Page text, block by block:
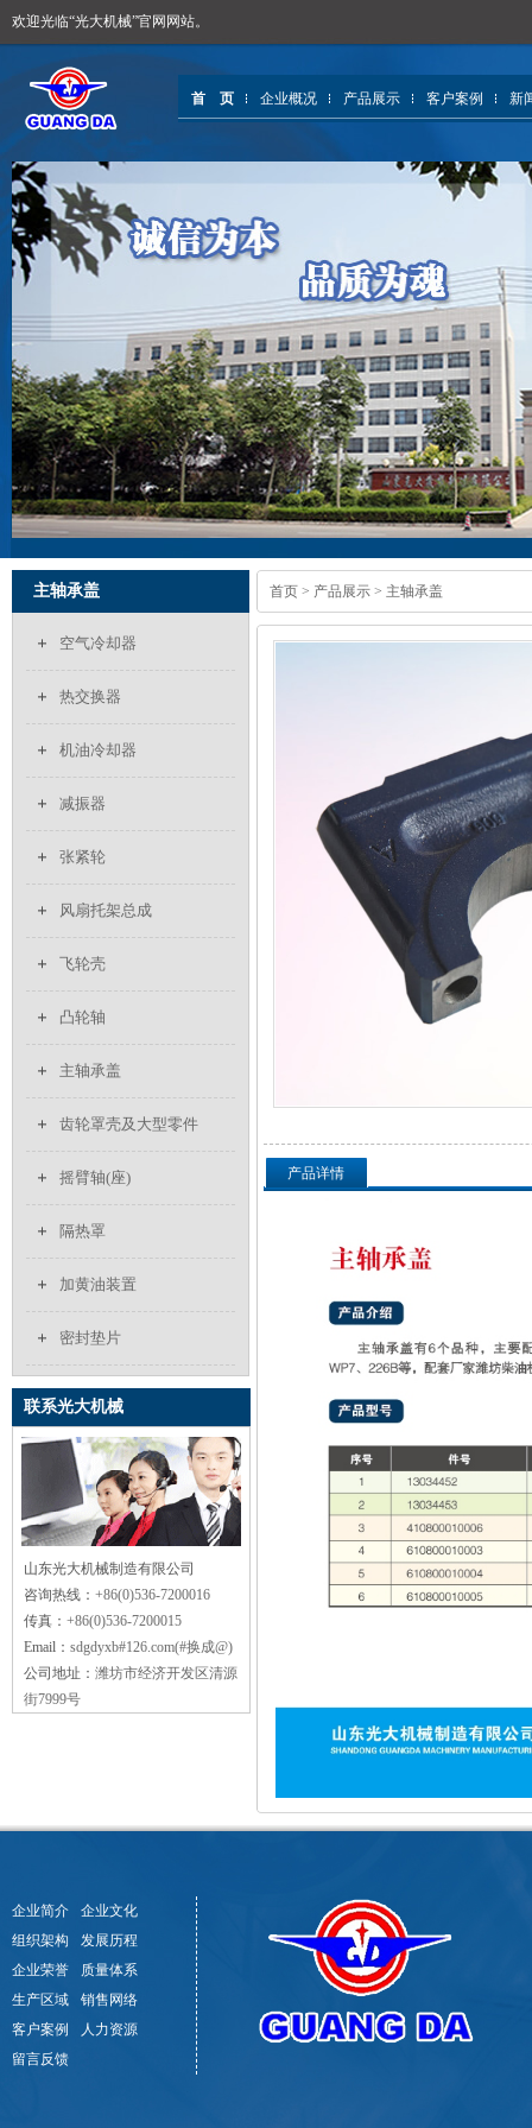
欢迎光临“光大机械”官网网站。
首 页 企业概况 产品展示 客户案例 新
首页 > 产品展示 > 主轴承盖
产品详情
主轴承盖
空气冷却器
热交换器
机油冷却器
减振器
张紧轮
风扇托架总成
飞轮壳
凸轮轴
主轴承盖
齿轮罩壳及大型零件
摇臂轴(座)
隔热罩
加黄油装置
密封垫片
联系光大机械
山东光大机械制造有限公司
咨询热线： +86(0)536-7200016
传真： +86(0)536-7200015
Email： sdgdyxb#126.com(#换成@)
公司地址： 潍坊市经济开发区清源
街7999号
企业简介
企业文化
组织架构
发展历程
企业荣誉
质量体系
生产区域
销售网络
客户案例
人力资源
留言反馈